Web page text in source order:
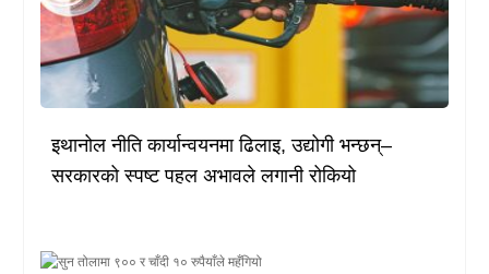
इथानोल नीति कार्यान्वयनमा ढिलाइ, उद्योगी भन्छन्–
सरकारको स्पष्ट पहल अभावले लगानी रोकियो